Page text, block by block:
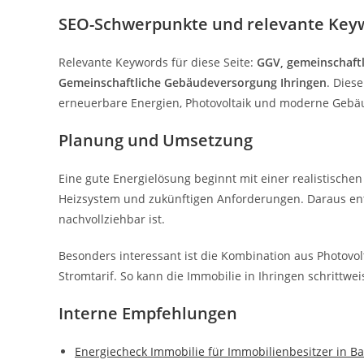
SEO-Schwerpunkte und relevante
Relevante Keywords für diese Seite: GGV,
Gemeinschaftliche Gebäudeversorgung Ihringen.
erneuerbare Energien, Photovoltaik und moderne
Planung und Umsetzung
Eine gute Energielösung beginnt mit einer
Heizsystem und zukünftigen Anforderungen. Daraus
nachvollziehbar ist.
Besonders interessant ist die Kombination aus
Stromtarif. So kann die Immobilie in Ihringen
Interne Empfehlungen
Energiecheck Immobilie für Immobilienbesitzer in